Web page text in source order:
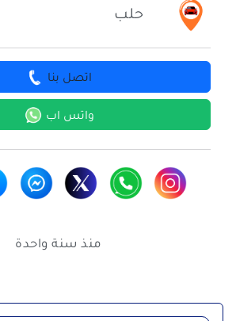
حلب
اتصل بنا
واتس اب
منذ سنة واحدة